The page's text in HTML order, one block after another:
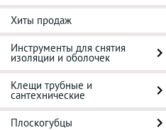
Хиты продаж
Инструменты для снятия
изоляции и оболочек
Клещи трубные и
сантехнические
Плоскогубцы